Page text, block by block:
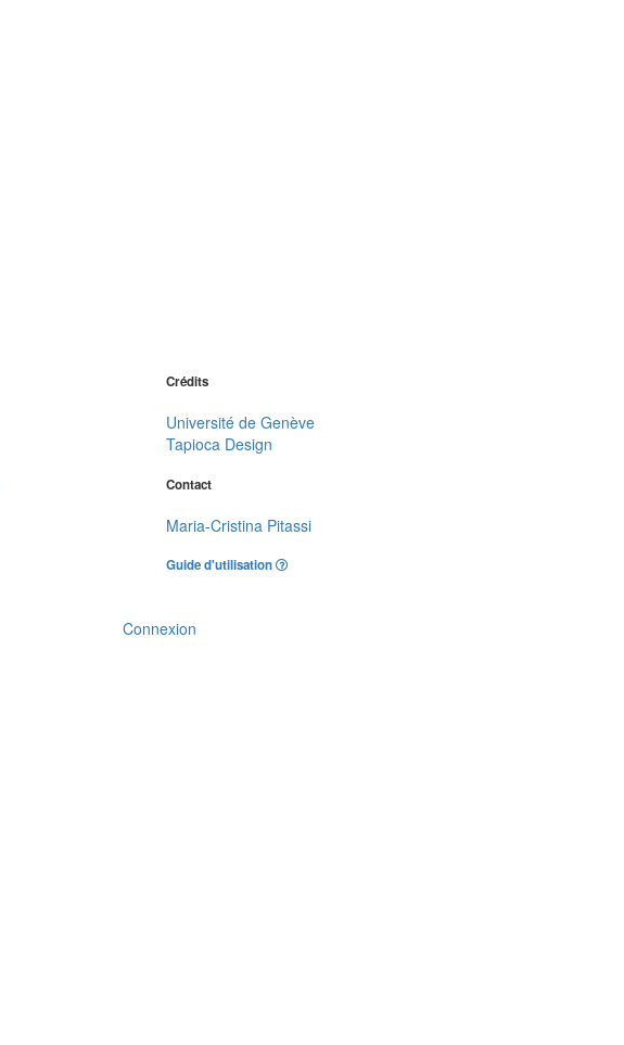
Crédits
Université de Genève
Tapioca Design
Contact
Maria-Cristina Pitassi
Guide d'utilisation
Connexion